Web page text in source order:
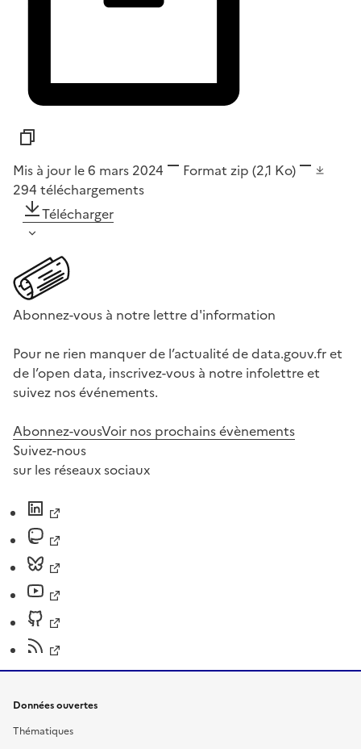
Mis à jour le 6 mars 2024 Format zip (2,1 Ko)
294 téléchargements
Télécharger
Abonnez-vous à notre lettre d'information
Pour ne rien manquer de l’actualité de data.gouv.fr et
de l’open data, inscrivez-vous à notre infolettre et
suivez nos événements.
Abonnez-vousVoir nos prochains évènements
Suivez-nous
sur les réseaux sociaux
Données ouvertes
Thématiques